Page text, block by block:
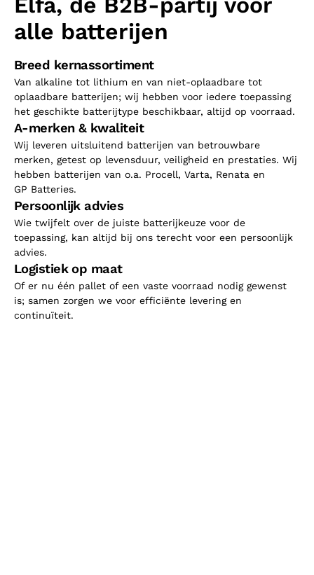
alle batterijen
Breed kernassortiment
Van alkaline tot lithium en van niet-oplaadbare tot
oplaadbare batterijen; wij hebben voor iedere toepassing
het geschikte batterijtype beschikbaar, altijd op voorraad.
A-merken & kwaliteit
Wij leveren uitsluitend batterijen van betrouwbare
merken, getest op levensduur, veiligheid en prestaties. Wij
hebben batterijen van o.a. Procell, Varta, Renata en
GP Batteries.
Persoonlijk advies
Wie twijfelt over de juiste batterijkeuze voor de
toepassing, kan altijd bij ons terecht voor een persoonlijk
advies.
Logistiek op maat
Of er nu één pallet of een vaste voorraad nodig gewenst
is; samen zorgen we voor efficiënte levering en
continuïteit.